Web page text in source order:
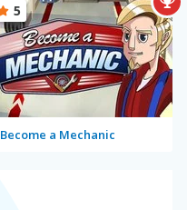
Become a Mechanic
5